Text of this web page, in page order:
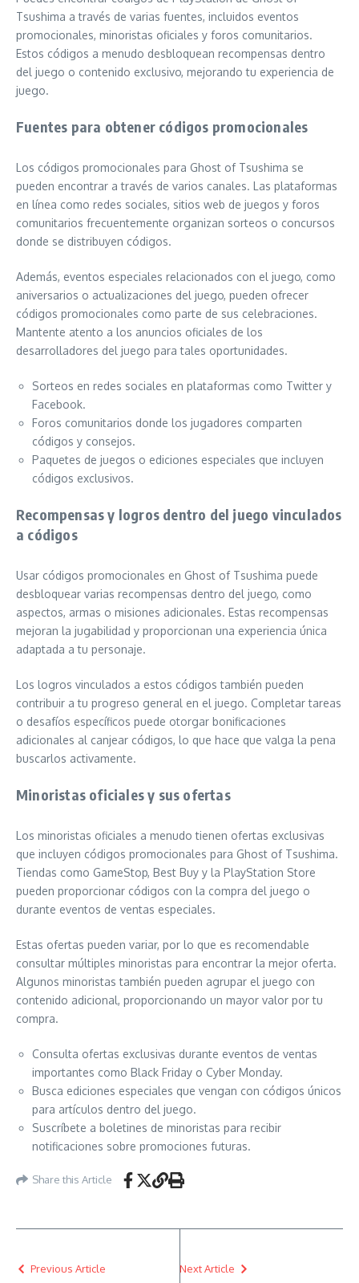
Tsushima a través de varias fuentes, incluidos eventos
promocionales, minoristas oficiales y foros comunitarios.
Estos códigos a menudo desbloquean recompensas dentro
del juego o contenido exclusivo, mejorando tu experiencia de
juego.
Fuentes para obtener códigos promocionales
Los códigos promocionales para Ghost of Tsushima se
pueden encontrar a través de varios canales. Las plataformas
en línea como redes sociales, sitios web de juegos y foros
comunitarios frecuentemente organizan sorteos o concursos
donde se distribuyen códigos.
Además, eventos especiales relacionados con el juego, como
aniversarios o actualizaciones del juego, pueden ofrecer
códigos promocionales como parte de sus celebraciones.
Mantente atento a los anuncios oficiales de los
desarrolladores del juego para tales oportunidades.
Sorteos en redes sociales en plataformas como Twitter y
Facebook.
Foros comunitarios donde los jugadores comparten
códigos y consejos.
Paquetes de juegos o ediciones especiales que incluyen
códigos exclusivos.
Recompensas y logros dentro del juego vinculados
a códigos
Usar códigos promocionales en Ghost of Tsushima puede
desbloquear varias recompensas dentro del juego, como
aspectos, armas o misiones adicionales. Estas recompensas
mejoran la jugabilidad y proporcionan una experiencia única
adaptada a tu personaje.
Los logros vinculados a estos códigos también pueden
contribuir a tu progreso general en el juego. Completar tareas
o desafíos específicos puede otorgar bonificaciones
adicionales al canjear códigos, lo que hace que valga la pena
buscarlos activamente.
Minoristas oficiales y sus ofertas
Los minoristas oficiales a menudo tienen ofertas exclusivas
que incluyen códigos promocionales para Ghost of Tsushima.
Tiendas como GameStop, Best Buy y la PlayStation Store
pueden proporcionar códigos con la compra del juego o
durante eventos de ventas especiales.
Estas ofertas pueden variar, por lo que es recomendable
consultar múltiples minoristas para encontrar la mejor oferta.
Algunos minoristas también pueden agrupar el juego con
contenido adicional, proporcionando un mayor valor por tu
compra.
Consulta ofertas exclusivas durante eventos de ventas
importantes como Black Friday o Cyber Monday.
Busca ediciones especiales que vengan con códigos únicos
para artículos dentro del juego.
Suscríbete a boletines de minoristas para recibir
notificaciones sobre promociones futuras.
Share this Article
Previous Article Next Article